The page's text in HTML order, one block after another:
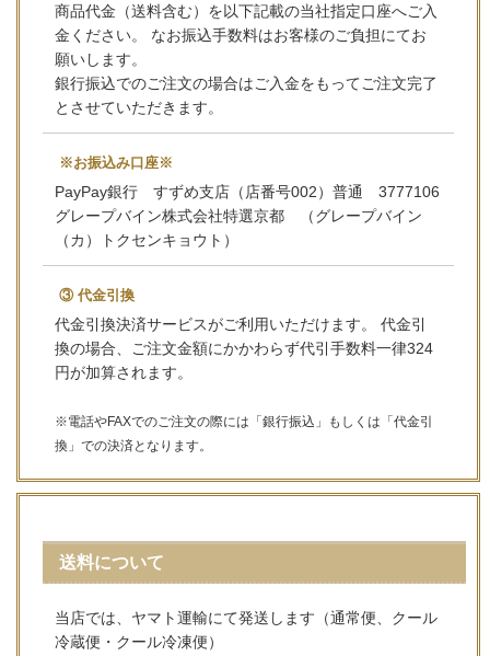
商品代金（送料含む）を以下記載の当社指定口座へご入
金ください。 なお振込手数料はお客様のご負担にてお
願いします。
銀行振込でのご注文の場合はご入金をもってご注文完了
とさせていただきます。
※お振込み口座※
PayPay銀行 すずめ支店（店番号002）普通 3777106
グレープバイン株式会社特選京都 （グレープバイン
（カ）トクセンキョウト）
③ 代金引換
代金引換決済サービスがご利用いただけます。 代金引
換の場合、ご注文金額にかかわらず代引手数料一律324
円が加算されます。
※電話やFAXでのご注文の際には「銀行振込」もしくは「代金引
換」での決済となります。
送料について
当店では、ヤマト運輸にて発送します（通常便、クール
冷蔵便・クール冷凍便）